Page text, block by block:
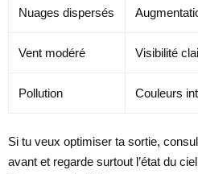
Nuages dispersés
Vent modéré Visibilité
Pollution Couleurs
Si tu veux optimiser ta sortie,
avant et regarde surtout l’état du